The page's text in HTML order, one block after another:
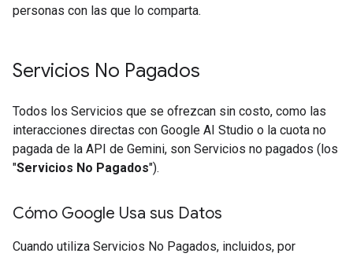
personas con las que lo comparta.
Servicios No Pagados
Todos los Servicios que se ofrezcan sin costo, como las
interacciones directas con Google AI Studio o la cuota no
pagada de la API de Gemini, son Servicios no pagados (los
"Servicios No Pagados").
Cómo Google Usa sus Datos
Cuando utiliza Servicios No Pagados, incluidos, por